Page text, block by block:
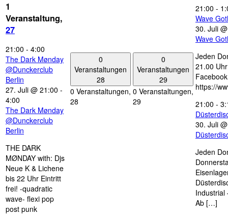
1
Veranstaltung,
27
21:00 - 4:00
The Dark Mønday
@Dunckerclub
Berlin
27. Juli @ 21:00 -
4:00
The Dark Mønday
@Dunckerclub
Berlin
THE DARK
MØNDAY with: Djs
Neue K & Lichene
bis 22 Uhr Eintritt
frei! -quadratic
wave- flexi pop
post punk
0
Veranstaltungen
28
0 Veranstaltungen,
28
0
Veranstaltungen
29
0 Veranstaltungen,
29
21:00 -
Wave
30. Juli
Wave
Jeden
21.00
https://
21:00 -
30. Juli
Jeden
Industrial
Ab […]